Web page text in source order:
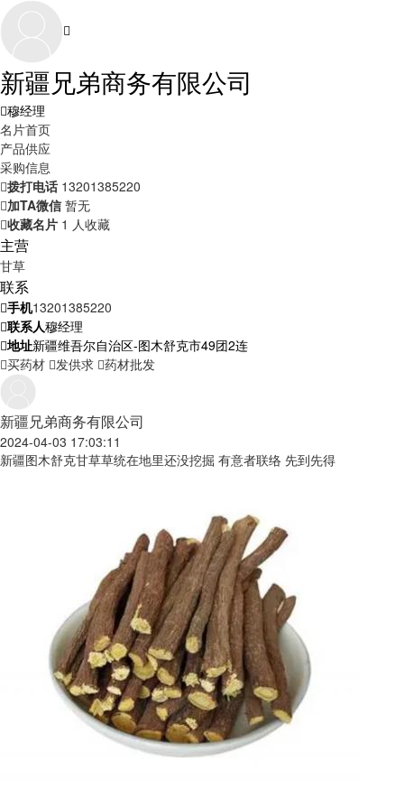
新疆兄弟商务有限公司
穆经理
名片首页
产品供应
采购信息
拨打电话 13201385220
加TA微信 暂无
收藏名片 1 人收藏
主营
甘草
联系
手机13201385220
联系人穆经理
地址新疆维吾尔自治区-图木舒克市49团2连
买药材 发供求 药材批发
新疆兄弟商务有限公司
2024-04-03 17:03:11
新疆图木舒克甘草草统在地里还没挖掘 有意者联络 先到先得